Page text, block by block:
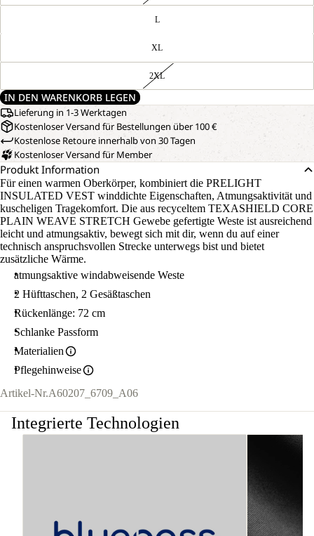
L
XL
2XL
IN DEN WARENKORB LEGEN
Lieferung in 1-3 Werktagen
Kostenloser Versand für Bestellungen über 100 €
Kostenlose Retoure innerhalb von 30 Tagen
Kostenloser Versand für Member
Produkt Information
Für einen warmen Oberkörper, kombiniert die PRELIGHT
INSULATED VEST winddichte Eigenschaften, Atmungsaktivität und
kuscheligen Tragekomfort. Die aus recyceltem TEXASHIELD CORE
PLAIN WEAVE STRETCH Gewebe gefertigte Weste ist ausreichend
leicht und atmungsaktiv, bewegt sich mit dir, wenn du auf einer
technisch anspruchsvollen Strecke unterwegs bist und bietet
zusätzliche Wärme.
atmungsaktive windabweisende Weste
2 Hüfttaschen, 2 Gesäßtaschen
Rückenlänge: 72 cm
Schlanke Passform
Materialien
Pflegehinweise
Artikel-Nr.A60207_6709_A06
Integrierte Technologien